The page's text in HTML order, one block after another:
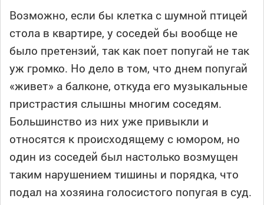
Возможно, если бы клетка с шумной птицей
стола в квартире, у соседей бы вообще не
было претензий, так как поет попугай не так
уж громко. Но дело в том, что днем попугай
«живет» а балконе, откуда его музыкальные
пристрастия слышны многим соседям.
Большинство из них уже привыкли и
относятся к происходящему с юмором, но
один из соседей был настолько возмущен
таким нарушением тишины и порядка, что
подал на хозяина голосистого попугая в суд.